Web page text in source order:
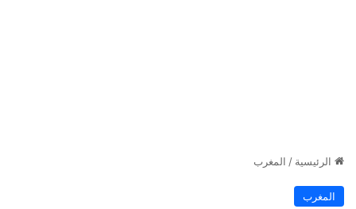
الرئيسية / المغرب
المغرب